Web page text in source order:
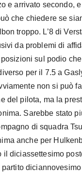
e arrivato secondo,
che chiedere se
troppo. L’8 di
da problemi di
sul podio
per il 7.5 a
non si può
del pilota, ma la
Sarebbe stato
di squadra
anche per
il diciassettesimo